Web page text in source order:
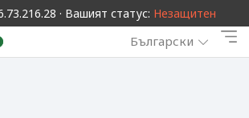
· Вашият статус: Незащитен
Български